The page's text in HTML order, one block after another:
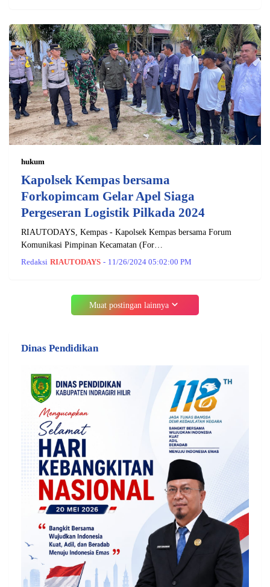
hukum
Kapolsek Kempas bersama
Forkopimcam Gelar Apel Siaga
Pergeseran Logistik Pilkada 2024
RIAUTODAYS, Kempas - Kapolsek Kempas bersama Forum
Komunikasi Pimpinan Kecamatan (For…
Redaksi RIAUTODAYS - 11/26/2024 05:02:00 PM
Muat postingan lainnya
Dinas Pendidikan